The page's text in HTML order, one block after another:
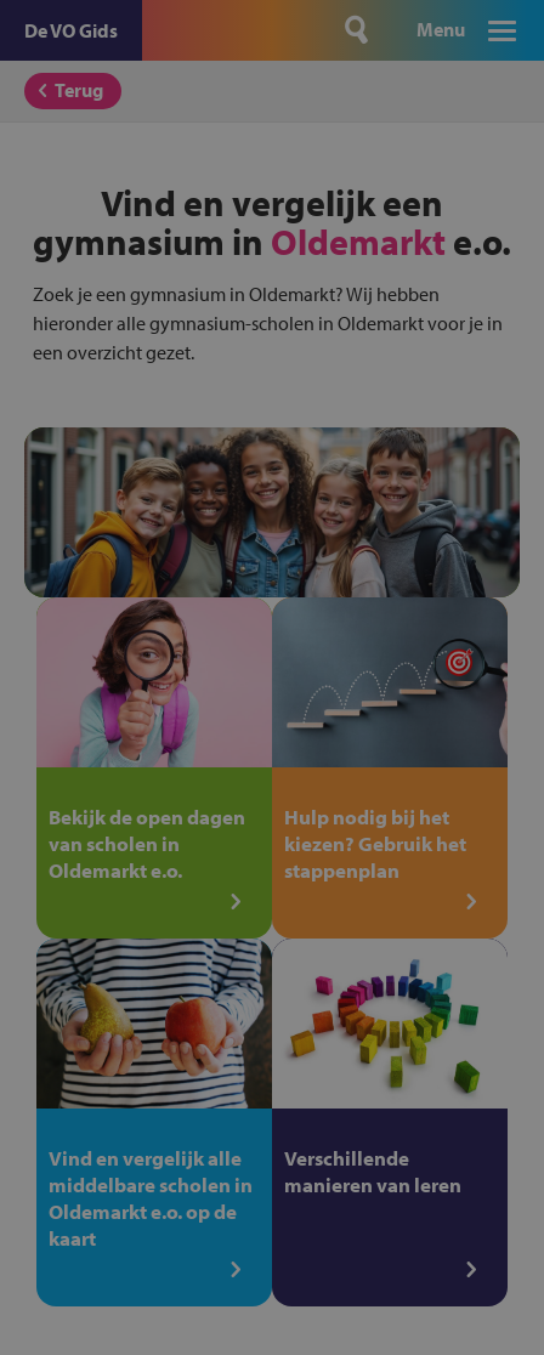
De VO Gids Menu
Terug
Vind en vergelijk een
gymnasium in Oldemarkt e.o.
Zoek je een gymnasium in Oldemarkt? Wij hebben
hieronder alle gymnasium-scholen in Oldemarkt voor je in
een overzicht gezet.
Bekijk de open dagen
van scholen in
Oldemarkt e.o.
Hulp nodig bij het
kiezen? Gebruik het
stappenplan
Vind en vergelijk alle
middelbare scholen in
Oldemarkt e.o. op de
kaart
Verschillende
manieren van leren